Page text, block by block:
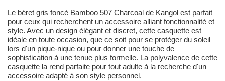
Le béret gris foncé Bamboo 507 Charcoal de Kangol est parfait
pour ceux qui recherchent un accessoire alliant fonctionnalité et
style. Avec un design élégant et discret, cette casquette est
idéale en toute occasion, que ce soit pour se protéger du soleil
lors d'un pique-nique ou pour donner une touche de
sophistication à une tenue plus formelle. La polyvalence de cette
casquette la rend parfaite pour tout adulte à la recherche d'un
accessoire adapté à son style personnel.